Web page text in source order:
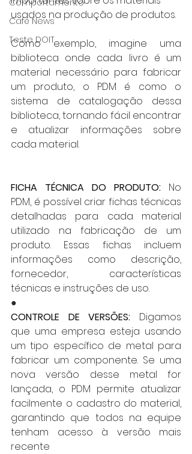
Comportamento
Café News
Teste DOIT
usados na produção de produtos.
Como exemplo, imagine uma
biblioteca onde cada livro é um
material necessário para fabricar
um produto, o PDM é como o
sistema de catalogação dessa
biblioteca, tornando fácil encontrar
e atualizar informações sobre
cada material.
FICHA TÉCNICA DO PRODUTO: No
PDM, é possível criar fichas técnicas
detalhadas para cada material
utilizado na fabricação de um
produto. Essas fichas incluem
informações como descrição,
fornecedor, características
técnicas e instruções de uso.
●
CONTROLE DE VERSÕES: Digamos
que uma empresa esteja usando
um tipo específico de metal para
fabricar um componente. Se uma
nova versão desse metal for
lançada, o PDM permite atualizar
facilmente o cadastro do material,
garantindo que todos na equipe
tenham acesso à versão mais
recente